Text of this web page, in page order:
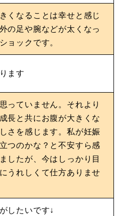
くなることは幸せと感じ
の足や腕などが太くなっ
ョックです。
ます
っていません。それより
長と共にお腹が大きくな
さを感じます。私が妊娠
つのかな？と不安すら感
したが、今はしっかり目
うれしくて仕方ありませ
したいです↓